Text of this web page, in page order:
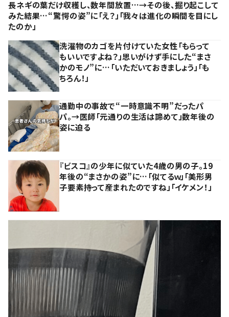
長ネギの葉だけ収穫し、数年間放置…→その後、掘り起こして
みた結果…“驚愕の姿”に「え？」「我々は進化の瞬間を目にし
たのか」
洗濯物のカゴを片付けていた女性「もらって
もいいですよね？」思いがけず手にした“まさ
かのモノ”に…「いただいておきましょう」「も
ちろん！」
通勤中の事故で“一時意識不明”だったパ
パ。→医師「元通りの生活は諦めて」数年後の
姿に迫る
『ビスコ』の少年に似ていた4歳の男の子。19
年後の“まさかの姿”に…「似てるｗ」「美形男
子要素持って産まれたのですね」「イケメン！」